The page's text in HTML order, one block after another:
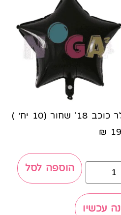
18' שחור (10 יח׳ )
₪
הוספה לסל
עכשיו